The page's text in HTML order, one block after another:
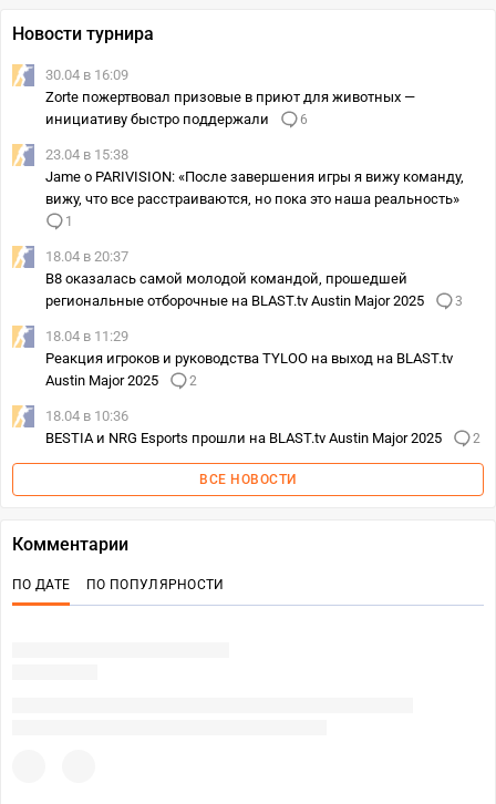
Новости турнира
30.04 в 16:09
Zorte пожертвовал призовые в приют для животных —
инициативу быстро поддержали
6
23.04 в 15:38
Jame о PARIVISION: «После завершения игры я вижу команду,
вижу, что все расстраиваются, но пока это наша реальность»
1
18.04 в 20:37
B8 оказалась самой молодой командой, прошедшей
региональные отборочные на BLAST.tv Austin Major 2025
3
18.04 в 11:29
Реакция игроков и руководства TYLOO на выход на BLAST.tv
Austin Major 2025
2
18.04 в 10:36
BESTIA и NRG Esports прошли на BLAST.tv Austin Major 2025
2
ВСЕ НОВОСТИ
Комментарии
ПО ДАТЕ ПО ПОПУЛЯРНОСТИ